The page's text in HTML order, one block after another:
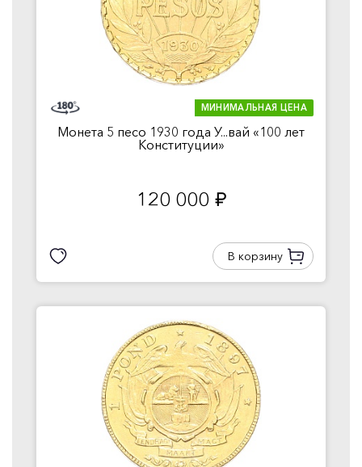
МИНИМАЛЬНАЯ ЦЕНА
Монета 5 песо 1930 года У...вай «100 лет
Конституции»
120 000 руб.
В корзину